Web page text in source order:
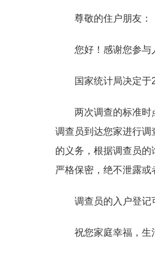
尊敬的住户朋友：
您好！感谢您参与
国家统计局决定
两次调查的标准时
调查员到达您家进行
的义务，根据调查员
严格保密，绝不泄露或
调查员的入户登记
祝您家庭幸福，生